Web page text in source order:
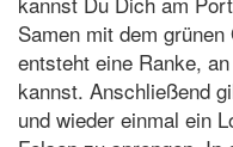
Samen mit dem
entsteht eine Ranke,
kannst. Anschließend
und wieder einmal ein